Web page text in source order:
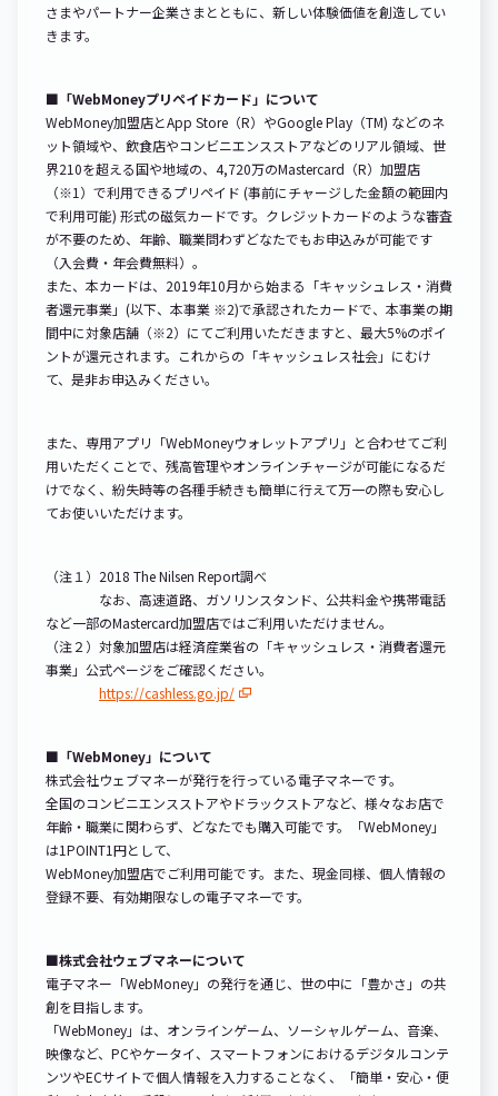
さまやパートナー企業さまとともに、新しい体験価値を創造してい
きます。
■「WebMoneyプリペイドカード」について
WebMoney加盟店とApp Store（R）やGoogle Play（TM) などのネ
ット領域や、飲食店やコンビニエンスストアなどのリアル領域、世
界210を超える国や地域の、4,720万のMastercard（R）加盟店
（※1）で利用できるプリペイド (事前にチャージした金額の範囲内
で利用可能) 形式の磁気カードです。クレジットカードのような審査
が不要のため、年齢、職業問わずどなたでもお申込みが可能です
（入会費・年会費無料）。
また、本カードは、2019年10月から始まる「キャッシュレス・消費
者還元事業」(以下、本事業 ※2)で承認されたカードで、本事業の期
間中に対象店舗（※2）にてご利用いただきますと、最大5%のポイ
ントが還元されます。これからの「キャッシュレス社会」にむけ
て、是非お申込みください。
また、専用アプリ「WebMoneyウォレットアプリ」と合わせてご利
用いただくことで、残高管理やオンラインチャージが可能になるだ
けでなく、紛失時等の各種手続きも簡単に行えて万一の際も安心し
てお使いいただけます。
（注１）2018 The Nilsen Report調べ
なお、高速道路、ガソリンスタンド、公共料金や携帯電話
など一部のMastercard加盟店ではご利用いただけません。
（注２）対象加盟店は経済産業省の「キャッシュレス・消費者還元
事業」公式ページをご確認ください。
https://cashless.go.jp/
■「WebMoney」について
株式会社ウェブマネーが発行を行っている電子マネーです。
全国のコンビニエンスストアやドラックストアなど、様々なお店で
年齢・職業に関わらず、どなたでも購入可能です。「WebMoney」
は1POINT1円として、
WebMoney加盟店でご利用可能です。また、現金同様、個人情報の
登録不要、有効期限なしの電子マネーです。
■株式会社ウェブマネーについて
電子マネー「WebMoney」の発行を通じ、世の中に「豊かさ」の共
創を目指します。
「WebMoney」は、オンラインゲーム、ソーシャルゲーム、音楽、
映像など、PCやケータイ、スマートフォンにおけるデジタルコンテ
ンツやECサイトで個人情報を入力することなく、「簡単・安心・便